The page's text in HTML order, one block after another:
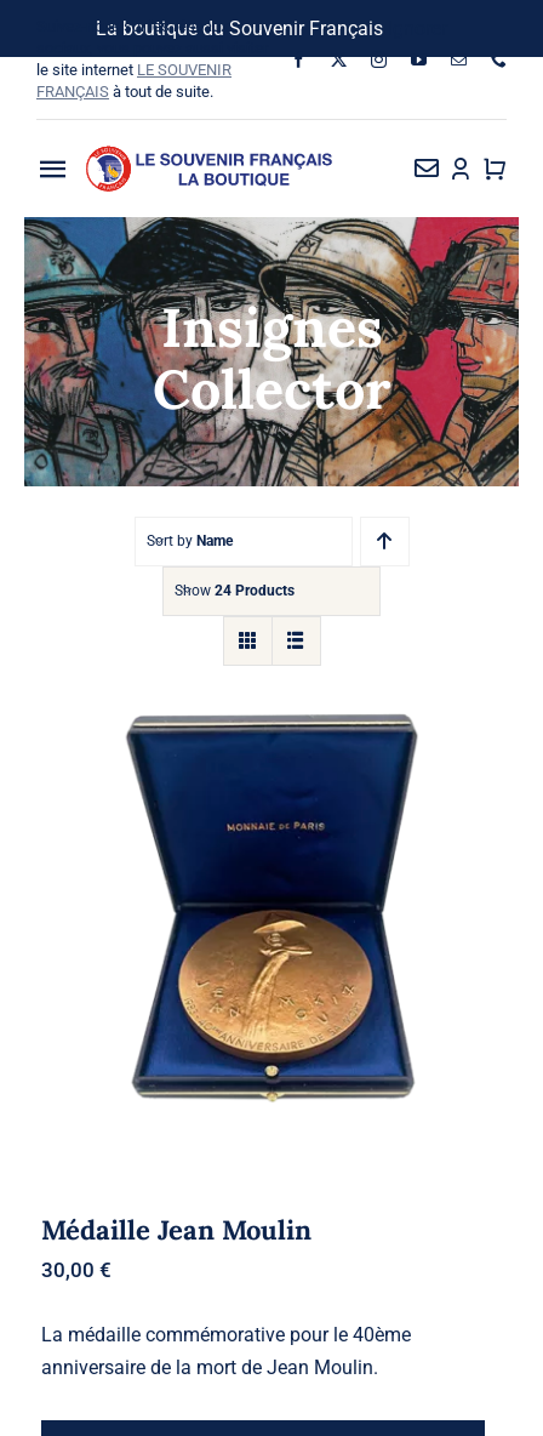
La boutique du Souvenir Français
contenu
Suivez-nous sur les réseaux
le site internet LE SOUVENIR
FRANÇAIS à tout de suite.
Toggle
Navigation
La Boutique
Vins SF-Bardins
Boîte à idées
Bon de commande
Insignes
Collector
Sort by Name
Show 24 Products
Médaille Jean Moulin
Médaille Jean Moulin
30,00€
La médaille commémorative pour le 40ème
anniversaire de la mort de Jean Moulin.